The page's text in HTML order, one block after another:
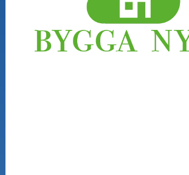
NÅGRA SAKER ATT TÄNKA PÅ
BLOGG